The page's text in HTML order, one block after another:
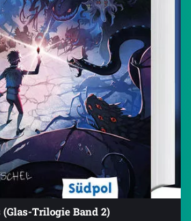
Trilogie Band 2)